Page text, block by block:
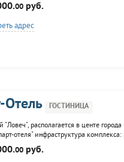
00руб.
адрес
Отель ГОСТИНИЦА
"Ловеч", располагается в центе
отеля" инфраструктура
и постельного белья, уборка,
00руб.